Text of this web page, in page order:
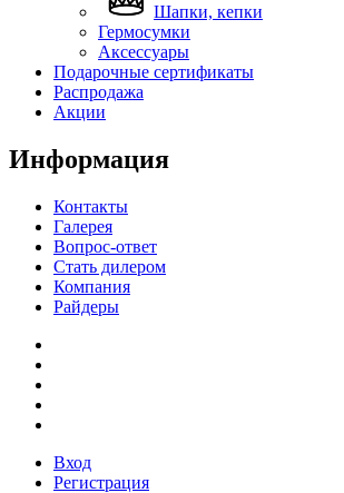
Шапки, кепки
Гермосумки
Аксессуары
Подарочные сертификаты
Распродажа
Акции
Информация
Контакты
Галерея
Вопрос-ответ
Стать дилером
Компания
Райдеры
Вход
Регистрация